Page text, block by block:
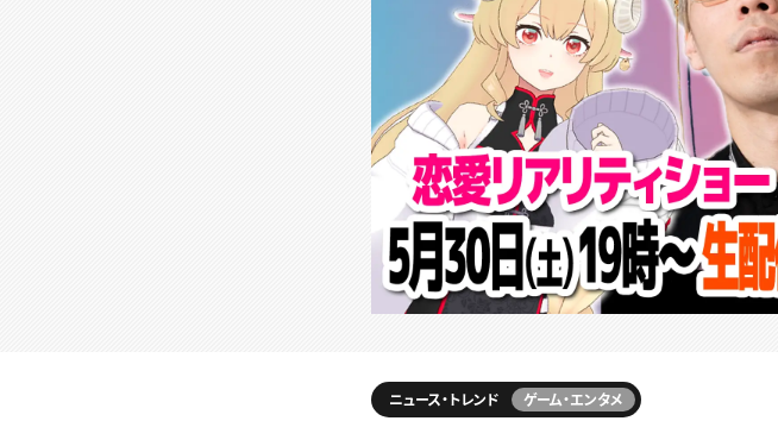
ニュース・トレンド ゲーム・エンタメ